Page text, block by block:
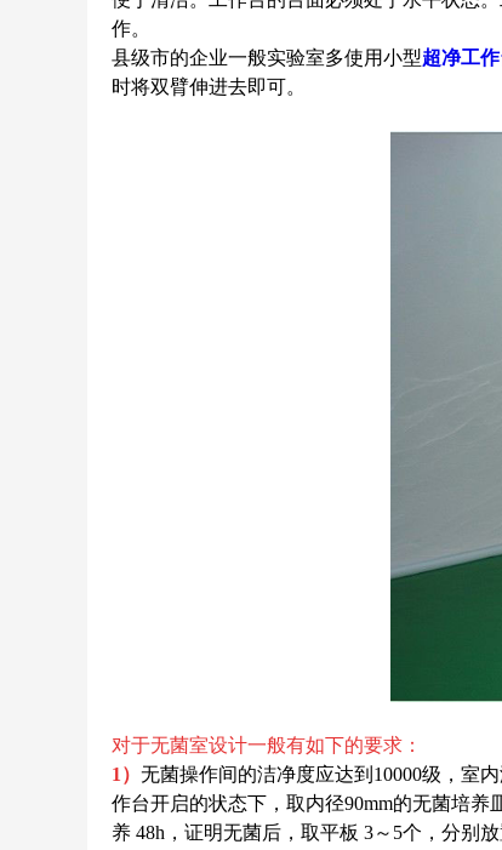
作。
县级市的企业一般实验室多使用小型超净工
时将双臂伸进去即可。
对于无菌室设计一般有如下的要求：
1） 无菌操作间的洁净度应达到10000级，室
作台开启的状态下，取内径90mm的无菌培
养 48h，证明无菌后，取平板 3～5个，分别